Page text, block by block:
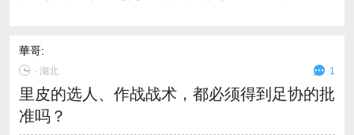
華哥:
∙湖北 1
里皮的选人、作战战术，都必须得到足协的批
准吗？